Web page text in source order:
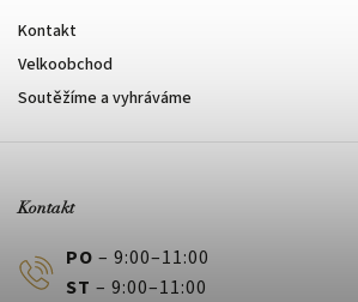
Kontakt
Velkoobchod
Soutěžíme a vyhráváme
Kontakt
PO – 9:00–11:00
ST – 9:00–11:00